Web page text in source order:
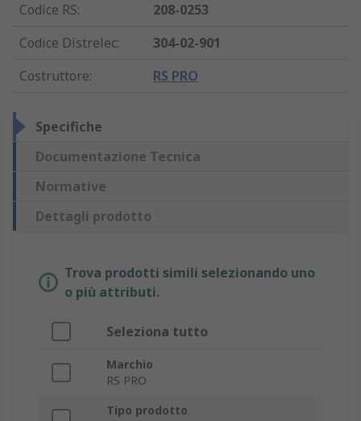
Codice RS:
208-0253
Codice Distrelec:
304-02-901
Costruttore: RS PRO
Specifiche
Documentazione Tecnica
Normative
Dettagli prodotto
Trova prodotti simili selezionando uno
o più attributi.
Seleziona tutto
Marchio
RS PRO
Tipo prodotto